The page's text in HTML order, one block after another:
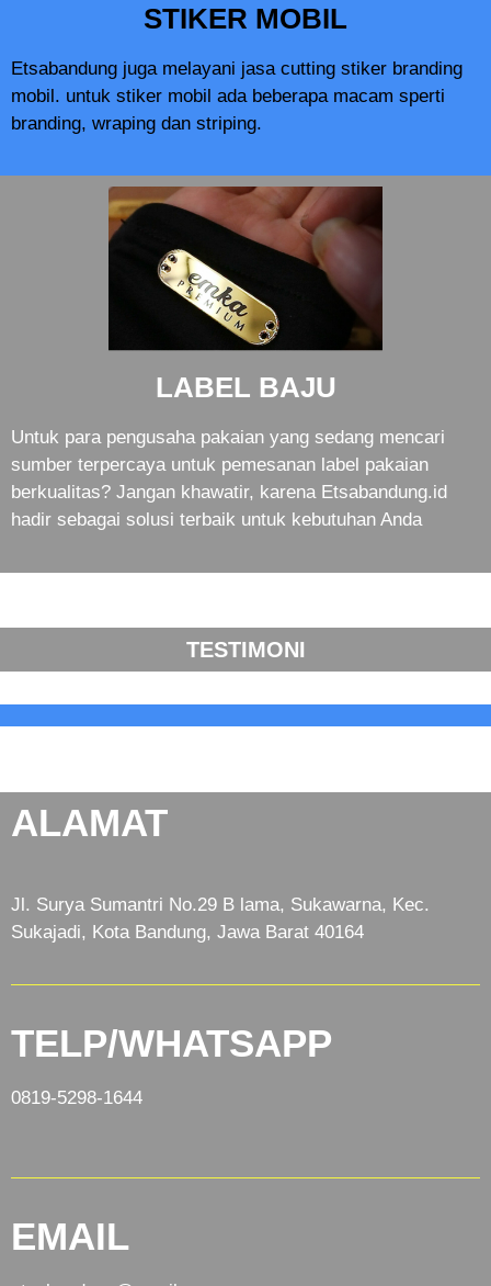
STIKER MOBIL
Etsabandung juga melayani jasa cutting stiker branding
mobil. untuk stiker mobil ada beberapa macam sperti
branding, wraping dan striping.
LABEL BAJU
Untuk para pengusaha pakaian yang sedang mencari
sumber terpercaya untuk pemesanan label pakaian
berkualitas? Jangan khawatir, karena Etsabandung.id
hadir sebagai solusi terbaik untuk kebutuhan Anda
TESTIMONI
ALAMAT
Jl. Surya Sumantri No.29 B lama, Sukawarna, Kec.
Sukajadi, Kota Bandung, Jawa Barat 40164
TELP/WHATSAPP
0819-5298-1644
EMAIL